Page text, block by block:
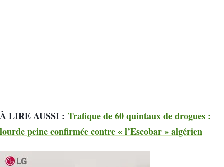
À LIRE AUSSI : Trafique de 60 quintaux de drogues :
lourde peine confirmée contre « l’Escobar » algérien